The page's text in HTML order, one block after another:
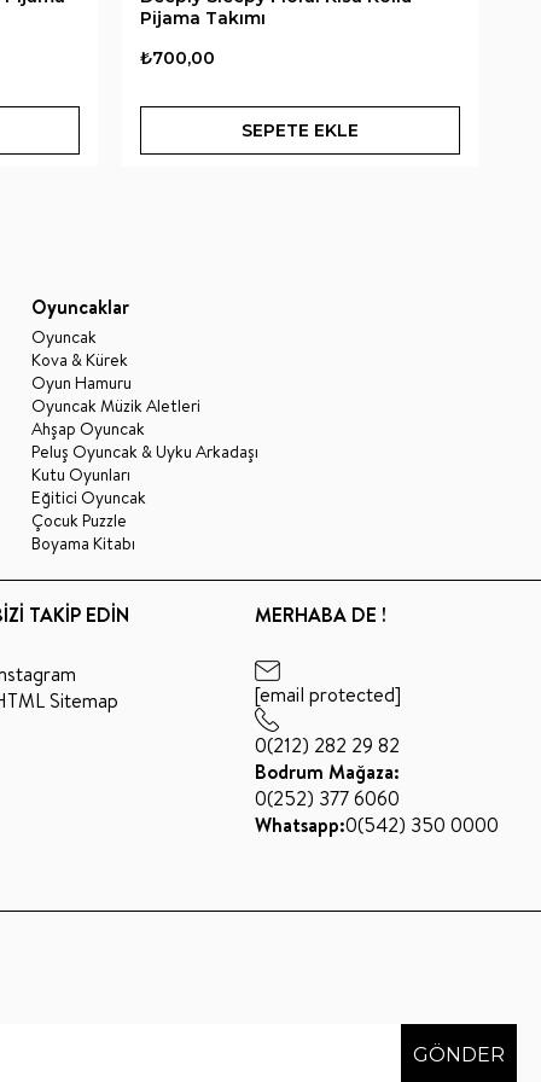
Pijama Takımı
₺700,00
SEPETE EKLE
Oyuncaklar
Oyuncak
Kova & Kürek
Oyun Hamuru
Oyuncak Müzik Aletleri
Ahşap Oyuncak
Peluş Oyuncak & Uyku Arkadaşı
Kutu Oyunları
Eğitici Oyuncak
Çocuk Puzzle
Boyama Kitabı
TAKİP EDİN
Sitemap
MERHABA DE !
[email protected]
0(212) 282 29 82
Bodrum Mağaza:
0(252) 377 6060
Whatsapp:0(542) 350 0000
GÖNDER